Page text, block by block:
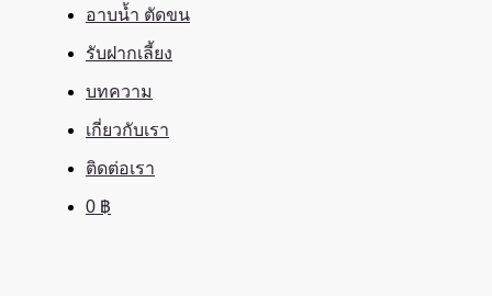
อาบน้ำ ตัดขน
รับฝากเลี้ยง
บทความ
เกี่ยวกับเรา
ติดต่อเรา
0 ฿